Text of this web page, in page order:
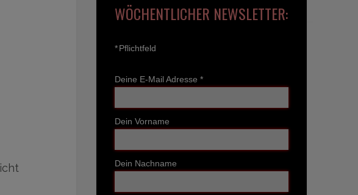
WÖCHENTLICHER NEWSLETTER:
*Pflichtfeld
Deine E-Mail Adresse *
Dein Vorname
Dein Nachname